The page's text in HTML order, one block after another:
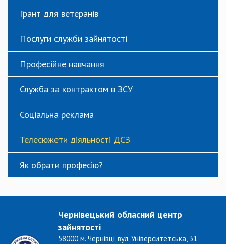
Грант для ветеранів
Послуги служби зайнятості
Професійне навчання
Служба за контрактом в ЗСУ
Соціальна реклама
Телесюжети діяльності ДСЗ
Як обрати професію?
Чернівецький обласний центр
зайнятості
58000 м. Чернівці, вул. Університетська, 31